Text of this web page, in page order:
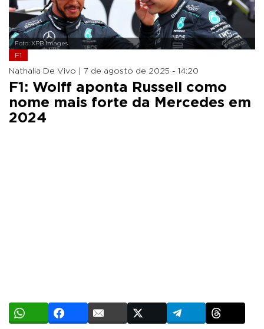
Foto: XPB Images
F1
Nathalia De Vivo | 7 de agosto de 2025 - 14:20
F1: Wolff aponta Russell como
nome mais forte da Mercedes em
2024